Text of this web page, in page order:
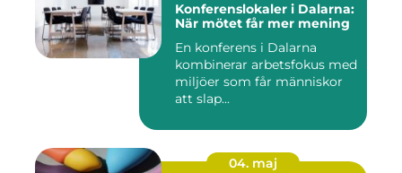
Konferenslokaler i Dalarna:
När mötet får mer mening
En konferens i Dalarna
kombinerar arbetsfokus med
miljöer som får människor
att slap...
04. maj